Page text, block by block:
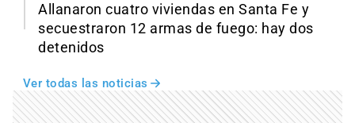
Allanaron cuatro viviendas en Santa Fe y
secuestraron 12 armas de fuego: hay dos
detenidos
Ver todas las noticias